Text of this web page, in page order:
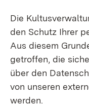
Die
den Schutz Ihrer
Aus diesem
getroffen, die
über den
von unseren
werden.